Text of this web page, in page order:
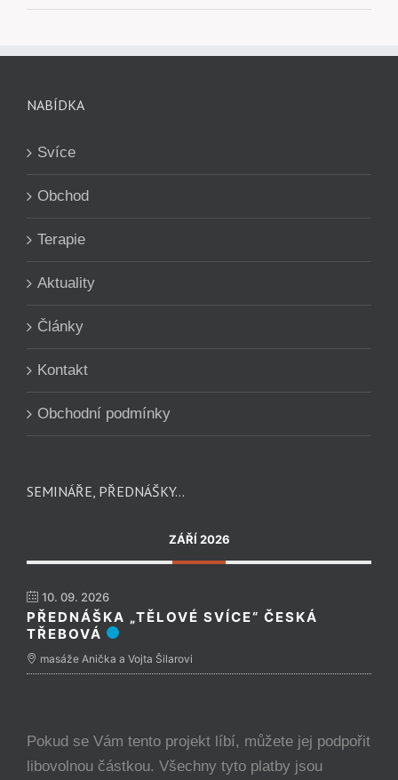
NABÍDKA
Svíce
Obchod
Terapie
Aktuality
Články
Kontakt
Obchodní podmínky
SEMINÁŘE, PŘEDNÁŠKY…
ZÁŘÍ 2026
10. 09. 2026
PŘEDNÁŠKA „TĚLOVÉ SVÍCE“ ČESKÁ
TŘEBOVÁ
masáže Anička a Vojta Šilarovi
Pokud se Vám tento projekt líbí, můžete jej podpořit
libovolnou částkou. Všechny tyto platby jsou